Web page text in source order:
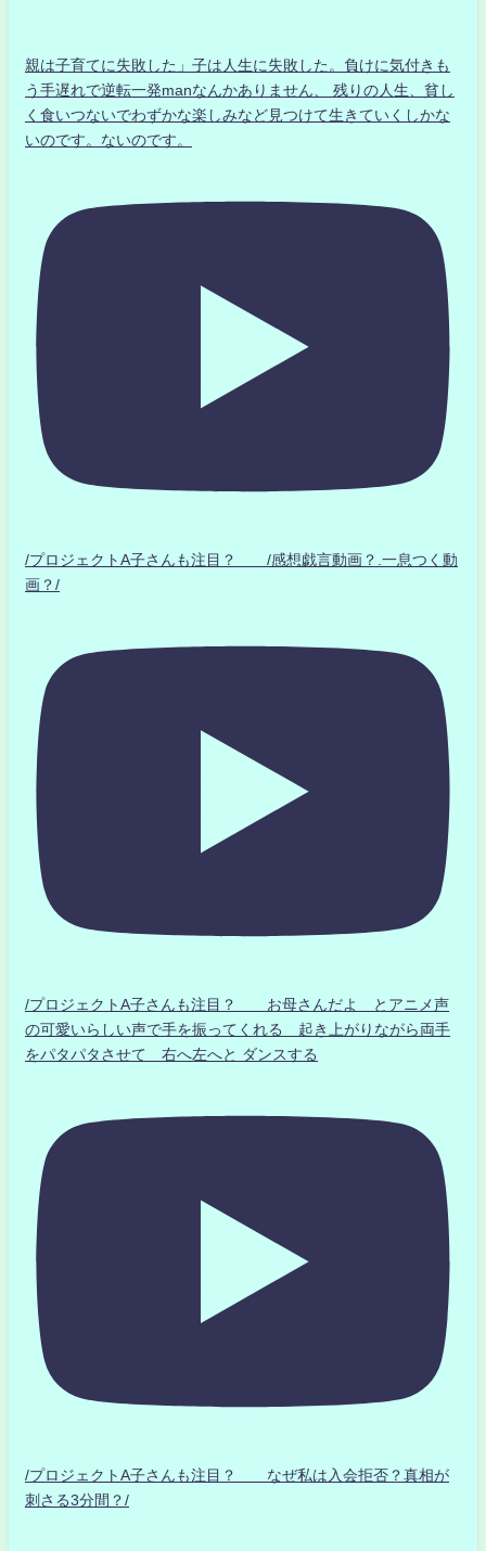
親は子育てに失敗した」子は人生に失敗した。負けに気付きも
う手遅れで逆転一発manなんかありません、 残りの人生、貧し
く食いつないでわずかな楽しみなど見つけて生きていくしかな
いのです。ないのです。
/プロジェクトA子さんも注目？ /感想戯言動画？.一息つく動
画？/
/プロジェクトA子さんも注目？ お母さんだよ とアニメ声
の可愛いらしい声で手を振ってくれる 起き上がりながら両手
をパタパタさせて 右へ左へと ダンスする
/プロジェクトA子さんも注目？ なぜ私は入会拒否？真相が
刺さる3分間？/